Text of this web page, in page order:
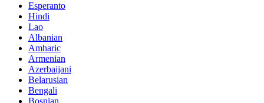
Esperanto
Hindi
Lao
Albanian
Amharic
Armenian
Azerbaijani
Belarusian
Bengali
Bosnian